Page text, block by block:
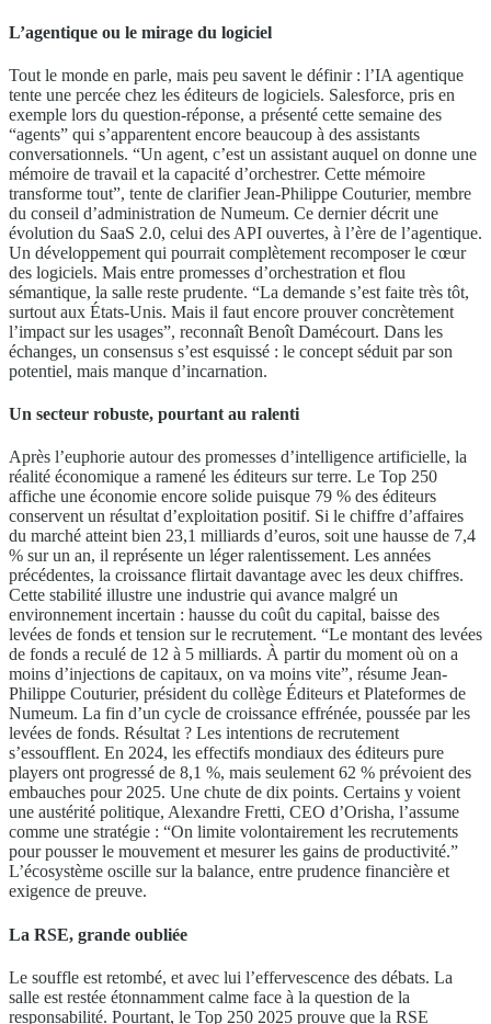
L’agentique ou le mirage du logiciel
Tout le monde en parle, mais peu savent le définir : l’IA agentique
tente une percée chez les éditeurs de logiciels. Salesforce, pris en
exemple lors du question-réponse, a présenté cette semaine des
“agents” qui s’apparentent encore beaucoup à des assistants
conversationnels. “Un agent, c’est un assistant auquel on donne une
mémoire de travail et la capacité d’orchestrer. Cette mémoire
transforme tout”, tente de clarifier Jean-Philippe Couturier, membre
du conseil d’administration de Numeum. Ce dernier décrit une
évolution du SaaS 2.0, celui des API ouvertes, à l’ère de l’agentique.
Un développement qui pourrait complètement recomposer le cœur
des logiciels. Mais entre promesses d’orchestration et flou
sémantique, la salle reste prudente. “La demande s’est faite très tôt,
surtout aux États-Unis. Mais il faut encore prouver concrètement
l’impact sur les usages”, reconnaît Benoît Damécourt. Dans les
échanges, un consensus s’est esquissé : le concept séduit par son
potentiel, mais manque d’incarnation.
Un secteur robuste, pourtant au ralenti
Après l’euphorie autour des promesses d’intelligence artificielle, la
réalité économique a ramené les éditeurs sur terre. Le Top 250
affiche une économie encore solide puisque 79 % des éditeurs
conservent un résultat d’exploitation positif. Si le chiffre d’affaires
du marché atteint bien 23,1 milliards d’euros, soit une hausse de 7,4
% sur un an, il représente un léger ralentissement. Les années
précédentes, la croissance flirtait davantage avec les deux chiffres.
Cette stabilité illustre une industrie qui avance malgré un
environnement incertain : hausse du coût du capital, baisse des
levées de fonds et tension sur le recrutement. “Le montant des levées
de fonds a reculé de 12 à 5 milliards. À partir du moment où on a
moins d’injections de capitaux, on va moins vite”, résume Jean-
Philippe Couturier, président du collège Éditeurs et Plateformes de
Numeum. La fin d’un cycle de croissance effrénée, poussée par les
levées de fonds. Résultat ? Les intentions de recrutement
s’essoufflent. En 2024, les effectifs mondiaux des éditeurs pure
players ont progressé de 8,1 %, mais seulement 62 % prévoient des
embauches pour 2025. Une chute de dix points. Certains y voient
une austérité politique, Alexandre Fretti, CEO d’Orisha, l’assume
comme une stratégie : “On limite volontairement les recrutements
pour pousser le mouvement et mesurer les gains de productivité.”
L’écosystème oscille sur la balance, entre prudence financière et
exigence de preuve.
La RSE, grande oubliée
Le souffle est retombé, et avec lui l’effervescence des débats. La
salle est restée étonnamment calme face à la question de la
responsabilité. Pourtant, le Top 250 2025 prouve que la RSE